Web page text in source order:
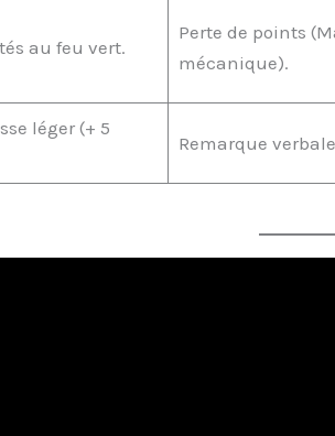
au feu vert.
Perte de points
mécanique).
léger (+ 5
Remarque